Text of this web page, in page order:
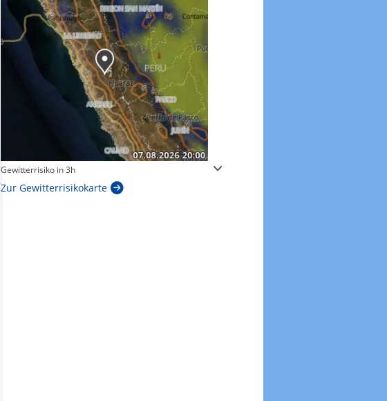
Gewitterrisiko in 3h
Zur Gewitterrisikokarte
Windböen heute